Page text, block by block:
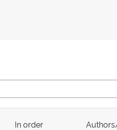
In order